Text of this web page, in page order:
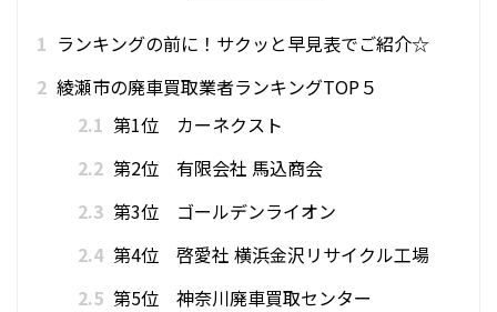
1 ランキングの前に！サクッと早見表でご紹介☆
2 綾瀬市の廃車買取業者ランキングTOP５
2.1 第1位 カーネクスト
2.2 第2位 有限会社 馬込商会
2.3 第3位 ゴールデンライオン
2.4 第4位 啓愛社 横浜金沢リサイクル工場
2.5 第5位 神奈川廃車買取センター